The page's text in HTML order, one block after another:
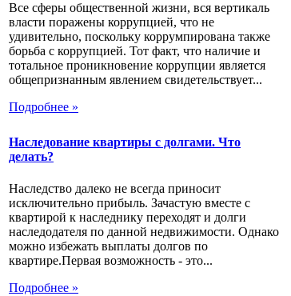
Все сферы общественной жизни, вся вертикаль
власти поражены коррупцией, что не
удивительно, поскольку коррумпирована также
борьба с коррупцией. Тот факт, что наличие и
тотальное проникновение коррупции является
общепризнанным явлением свидетельствует...
Подробнее »
Наследование квартиры с долгами. Что
делать?
Наследство далеко не всегда приносит
исключительно прибыль. Зачастую вместе с
квартирой к наследнику переходят и долги
наследодателя по данной недвижимости. Однако
можно избежать выплаты долгов по
квартире.Первая возможность - это...
Подробнее »